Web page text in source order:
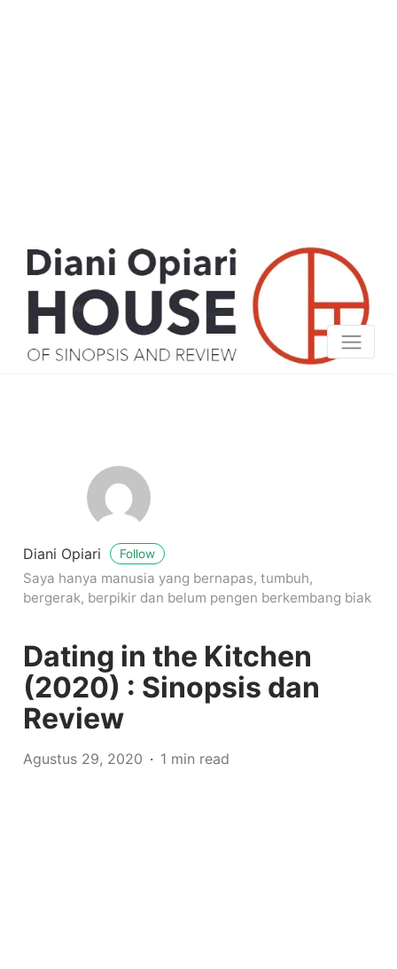
Diani Opiari Follow
Saya hanya manusia yang bernapas, tumbuh,
bergerak, berpikir dan belum pengen berkembang biak
Dating in the Kitchen
(2020) : Sinopsis dan
Review
Agustus 29, 2020 1 min read